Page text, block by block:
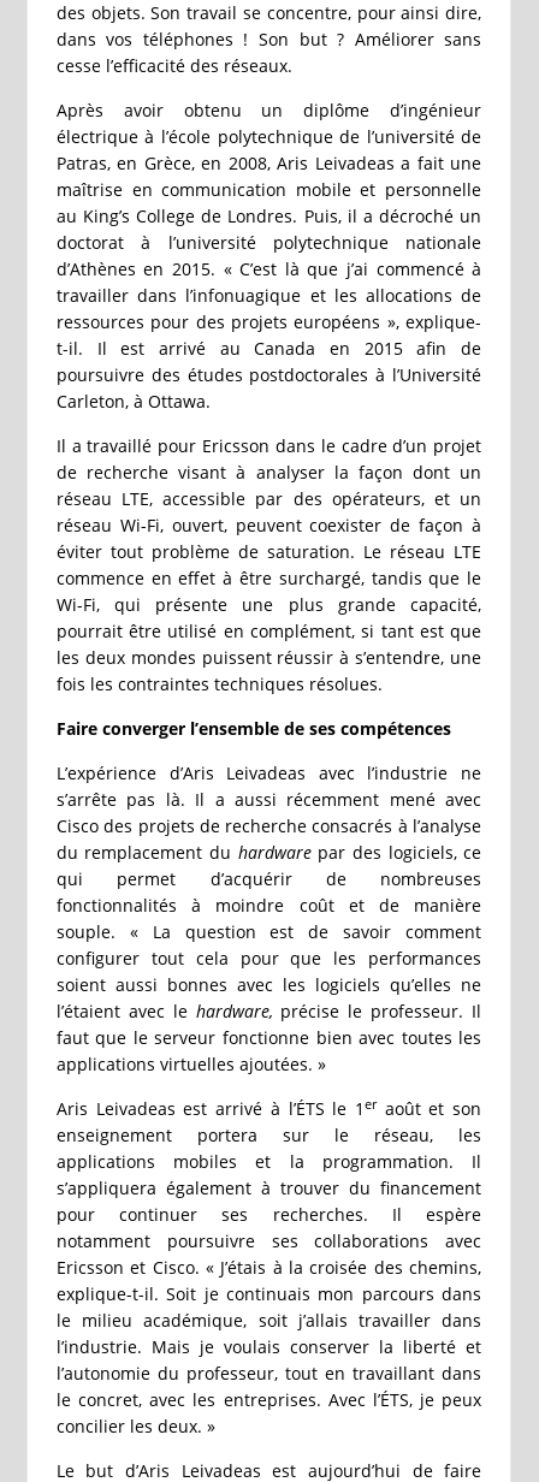
des objets. Son travail se concentre, pour ainsi dire,
dans vos téléphones ! Son but ? Améliorer sans
cesse l’efficacité des réseaux.
Après avoir obtenu un diplôme d’ingénieur
électrique à l’école polytechnique de l’université de
Patras, en Grèce, en 2008, Aris Leivadeas a fait une
maîtrise en communication mobile et personnelle
au King’s College de Londres. Puis, il a décroché un
doctorat à l’université polytechnique nationale
d’Athènes en 2015. « C’est là que j’ai commencé à
travailler dans l’infonuagique et les allocations de
ressources pour des projets européens », explique-
t-il. Il est arrivé au Canada en 2015 afin de
poursuivre des études postdoctorales à l’Université
Carleton, à Ottawa.
Il a travaillé pour Ericsson dans le cadre d’un projet
de recherche visant à analyser la façon dont un
réseau LTE, accessible par des opérateurs, et un
réseau Wi-Fi, ouvert, peuvent coexister de façon à
éviter tout problème de saturation. Le réseau LTE
commence en effet à être surchargé, tandis que le
Wi-Fi, qui présente une plus grande capacité,
pourrait être utilisé en complément, si tant est que
les deux mondes puissent réussir à s’entendre, une
fois les contraintes techniques résolues.
Faire converger l’ensemble de ses compétences
L’expérience d’Aris Leivadeas avec l’industrie ne
s’arrête pas là. Il a aussi récemment mené avec
Cisco des projets de recherche consacrés à l’analyse
du remplacement du hardwarepar des logiciels, ce
qui permet d’acquérir de nombreuses
fonctionnalités à moindre coût et de manière
souple. « La question est de savoir comment
configurer tout cela pour que les performances
soient aussi bonnes avec les logiciels qu’elles ne
l’étaient avec le hardware, précise le professeur. Il
faut que le serveur fonctionne bien avec toutes les
applications virtuelles ajoutées. »
Aris Leivadeas est arrivé à l’ÉTS le 1 eraoût et son
enseignement portera sur le réseau, les
applications mobiles et la programmation. Il
s’appliquera également à trouver du financement
pour continuer ses recherches. Il espère
notamment poursuivre ses collaborations avec
Ericsson et Cisco. « J’étais à la croisée des chemins,
explique-t-il. Soit je continuais mon parcours dans
le milieu académique, soit j’allais travailler dans
l’industrie. Mais je voulais conserver la liberté et
l’autonomie du professeur, tout en travaillant dans
le concret, avec les entreprises. Avec l’ÉTS, je peux
concilier les deux. »
Le but d’Aris Leivadeas est aujourd’hui de faire